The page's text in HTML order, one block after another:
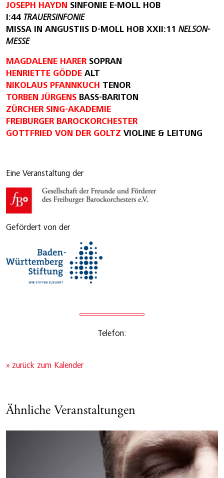
JOSEPH HAYDN SINFONIE E-MOLL HOB
I:44 TRAUERSINFONIE
MISSA IN ANGUSTIIS D-MOLL HOB XXII:11 NELSON-
MESSE
MAGDALENE HARER SOPRAN
HENRIETTE GÖDDE ALT
NIKOLAUS PFANNKUCH TENOR
TORBEN JÜRGENS BASS-BARITON
ZÜRCHER SING-AKADEMIE
FREIBURGER BAROCKORCHESTER
GOTTFRIED VON DER GOLTZ VIOLINE & LEITUNG
Eine Veranstaltung der
Gefördert von der
Telefon:
» zurück zum Kalender
Ähnliche Veranstaltungen